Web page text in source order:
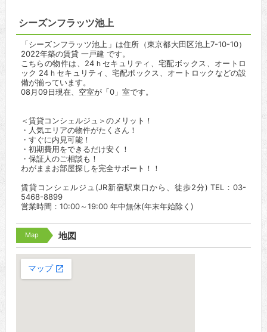
シーズンフラッツ池上
「シーズンフラッツ池上」は住所（東京都大田区池上7-10-10）
2022年築の賃貸 一戸建 です。
こちらの物件は、24ｈセキュリティ、宅配ボックス、オートロ
ック 24ｈセキュリティ、宅配ボックス、オートロックなどの設
備が揃っています。
08月09日現在、空室が「0」室です。
＜賃貸コンシェルジュ＞のメリット！
・人気エリアの物件がたくさん！
・すぐに内見可能！
・初期費用をできるだけ安く！
・保証人のご相談も！
わがままお部屋探しを完全サポート！！
賃貸コンシェルジュ(JR新宿駅東口から、徒歩2分) TEL：03-
5468-8899
営業時間：10:00～19:00 年中無休(年末年始除く)
Map 地図